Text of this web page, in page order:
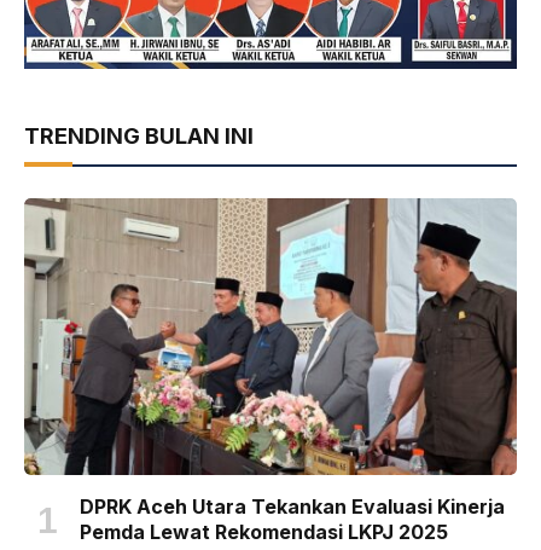
TRENDING BULAN INI
DPRK Aceh Utara Tekankan Evaluasi Kinerja
Pemda Lewat Rekomendasi LKPJ 2025